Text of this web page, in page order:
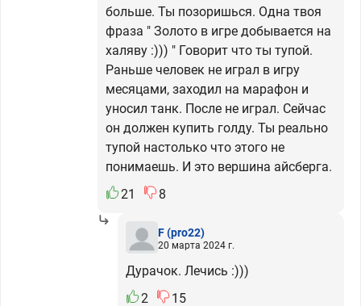
больше. Ты позоришься. Одна твоя
фраза " Золото в игре добывается на
халяву :))) " Говорит что ты тупой.
Раньше человек не играл в игру
месяцами, заходил на марафон и
уносил танк. После не играл. Сейчас
он должен купить голду. Ты реально
тупой настолько что этого не
понимаешь. И это вершина айсберга.
21
8
F(pro22)
20 марта 2024 г.
Дурачок. Лечись :)))
2
15